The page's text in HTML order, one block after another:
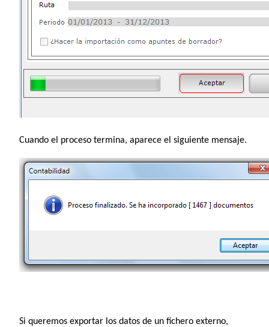
Cuando el proceso termina, aparece el siguiente mensaje.
Si queremos exportar los datos de un fichero externo,